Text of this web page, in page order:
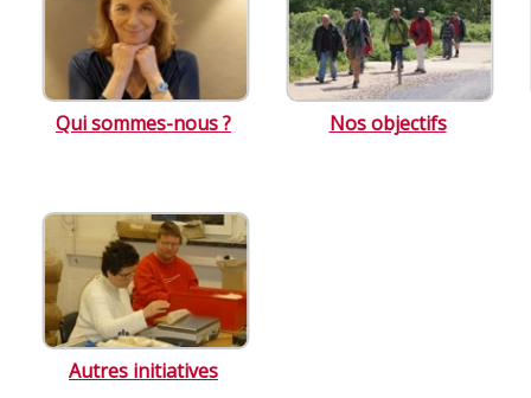
Qui sommes-nous ? Nos objectifs
Autres initiatives